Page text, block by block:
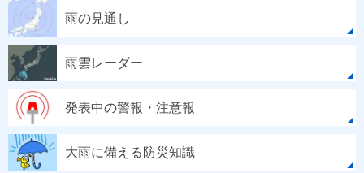
雨の見通し
雨雲レーダー
発表中の警報・注意報
大雨に備える防災知識